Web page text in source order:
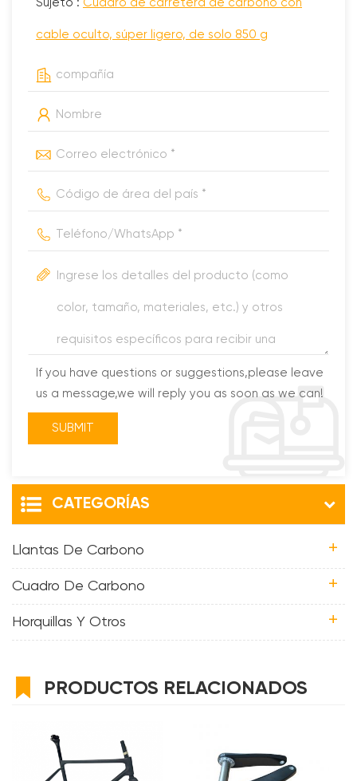
Sujeto : Cuadro de carretera de carbono con
cable oculto, súper ligero, de solo 850 g
If you have questions or suggestions,please leave
us a message,we will reply you as soon as we can!
CATEGORÍAS
Llantas De Carbono
Cuadro De Carbono
Horquillas Y Otros
PRODUCTOS RELACIONADOS